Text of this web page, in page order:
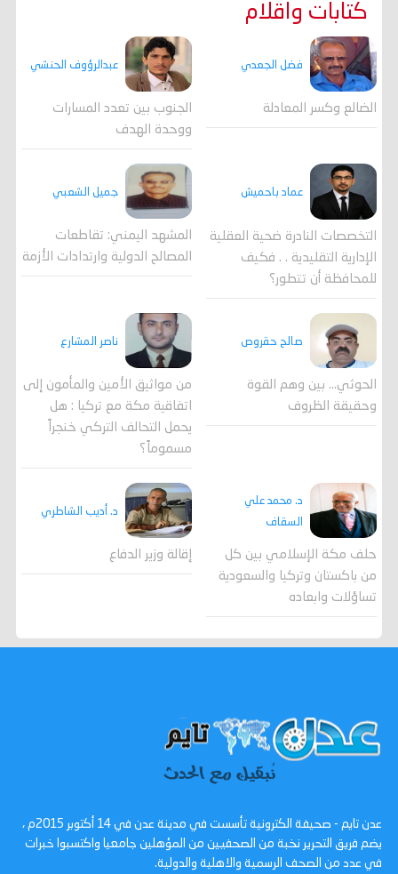
كتابات واقلام
فضل الجعدي
الضالع وكسر المعادلة
عبدالرؤوف الحنشي
الجنوب بين تعدد المسارات
ووحدة الهدف
عماد باحميش
التخصصات النادرة ضحية العقلية
الإدارية التقليدية . . فكيف
للمحافظة أن تتطور؟
جميل الشعبي
المشهد اليمني: تقاطعات
المصالح الدولية وارتدادات الأزمة
صالح حقروص
الحوثي... بين وهم القوة
وحقيقة الظروف
ناصر المشارع
من مواثيق الأمين والمأمون إلى
اتفاقية مكة مع تركيا : هل
يحمل التحالف التركي خنجراً
مسموماً؟
د. محمد علي
السقاف
حلف مكة الإسلامي بين كل
من باكستان وتركيا والسعودية
تساؤلات وابعاده
د. أديب الشاطري
إقالة وزير الدفاع
عدن تايم - صحيفة الكترونية تأسست في مدينة عدن في 14 أكتوبر 2015م ،
يضم فريق التحرير نخبة من الصحفيين من المؤهلين جامعيا واكتسبوا خبرات
في عدد من الصحف الرسمية والاهلية والدولية.